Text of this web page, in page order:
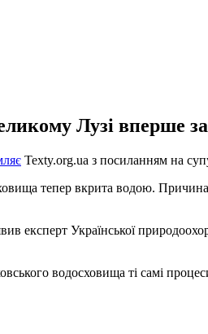
Лузі вперше за
Texty.org.ua з посиланням на
тепер вкрита водою. Причина
експерт Української
водосховища ті самі